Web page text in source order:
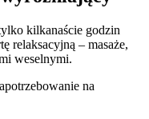
kilkanaście godzin
relaksacyjną – masaże,
weselnymi.
na